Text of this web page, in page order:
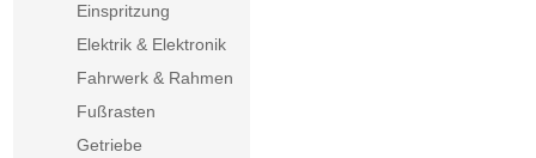
Einspritzung
Elektrik & Elektronik
Fahrwerk & Rahmen
Fußrasten
Getriebe